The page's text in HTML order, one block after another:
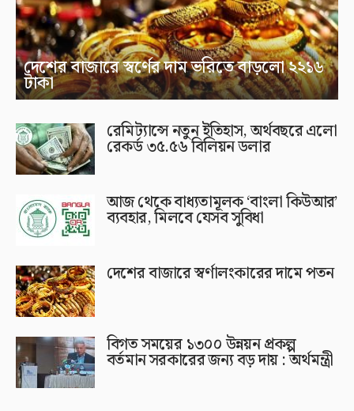
দেশের বাজারে স্বর্ণের দাম ভরিতে বাড়লো ২২১৬
টাকা
রেমিট্যান্সে নতুন ইতিহাস, অর্থবছরে এলো
রেকর্ড ৩৫.৫৬ বিলিয়ন ডলার
আজ থেকে বাধ্যতামূলক ‘বাংলা কিউআর’
ব্যবহার, মিলবে যেসব সুবিধা
দেশের বাজারে স্বর্ণালংকারের দামে পতন
বিগত সময়ের ১৩০০ উন্নয়ন প্রকল্প
বর্তমান সরকারের জন্য বড় দায় : অর্থমন্ত্রী